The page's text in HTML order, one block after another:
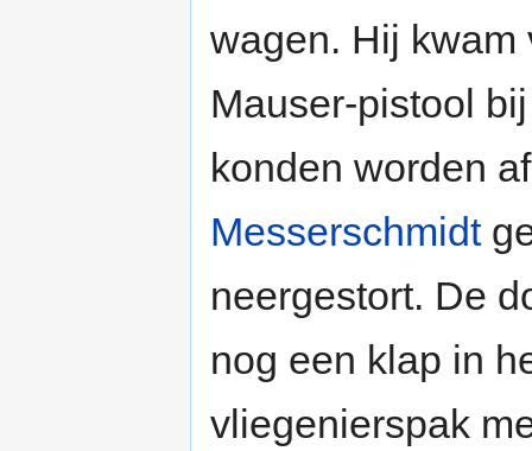
wagen. Hij
Mauser-pistool
konden worden
Messerschmidt
neergestort. De
nog een klap in
vliegenierspak